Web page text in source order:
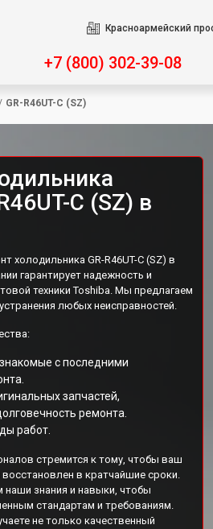
Красноармейский
+7 (800) 302-39-08
GR-R46UT-C (SZ)
C (SZ) в
холодильника GR-R46UT-C (SZ) в
гарантирует надежность и
техники Toshiba. Мы предлагаем
любых неисправностей.
с последними
запчастей,
ремонта.
работ.
стремится к тому, чтобы ваш
в кратчайшие сроки.
знания и навыки, чтобы
стандартам и требованиям.
не только качественный